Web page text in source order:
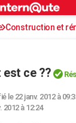
S'inscrire
Connexion
Construction et
est ce ??
le 22 janv. 2012 à
2012 à 12:24